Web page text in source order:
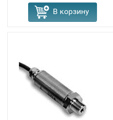
В корзину